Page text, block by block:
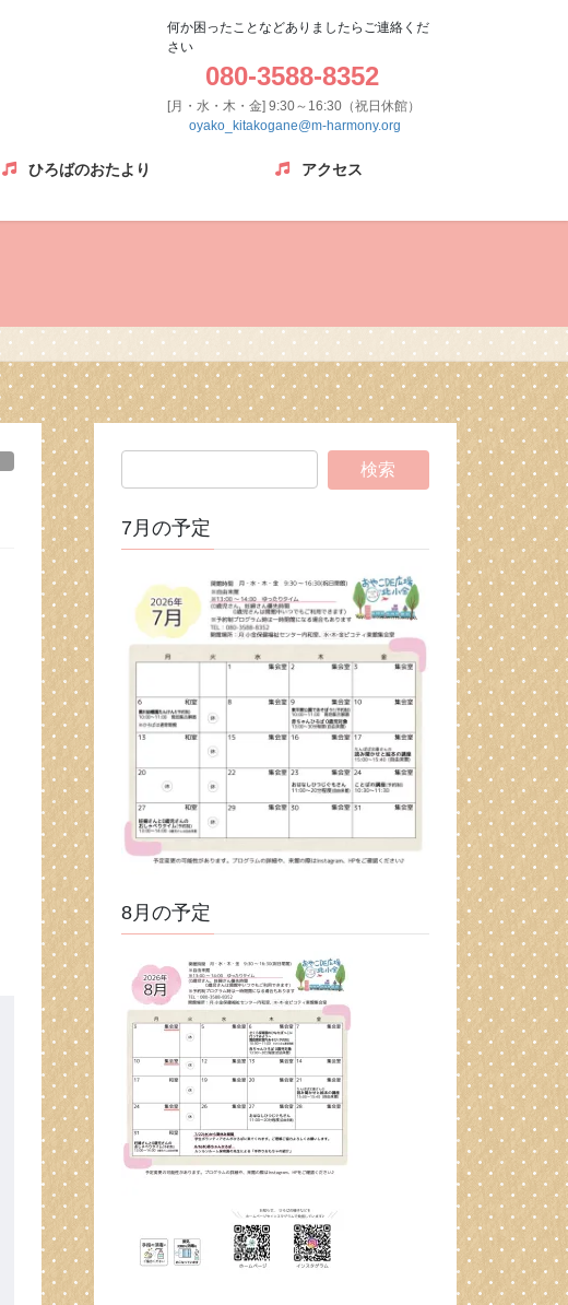
何か困ったことなどありましたらご連絡くだ
さい
080-3588-8352
[月・水・木・金] 9:30～16:30（祝日休館）
oyako_kitakogane@m-harmony.org
ひろばのおたより アクセス
7月の予定
8月の予定